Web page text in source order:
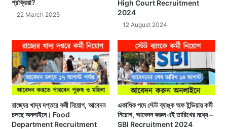
প্রক্রিয়া?
22 March 2025
High Court Recruitment
2024
12 August 2024
রাজ্যের খাদ্য দপ্তরে কর্মী নিয়োগ, আবেদন
চলছে অনলাইনে। Food
Department Recruitment
একাধিক পদে স্টেট ব্যাঙ্ক অফ ইন্ডিয়ায় কর্মী
নিয়োগ, আবেদন করুন এই তারিখের মধ্যে –
SBI Recruitment 2024